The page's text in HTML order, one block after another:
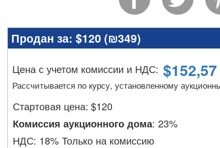
Продан за: $120 (₪349)
Цена с учетом комиссии и НДС: $152,57
Рассчитывается по курсу, установленному
Стартовая цена: $120
Комиссия аукционного дома: 23%
НДС: 18% Только на комиссию